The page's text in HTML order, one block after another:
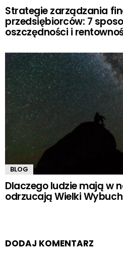
Strategie zarządzania
przedsiębiorców: 7
oszczędności i
BLOG
Dlaczego ludzie mają w
odrzucają Wielki
DODAJ KOMENTARZ